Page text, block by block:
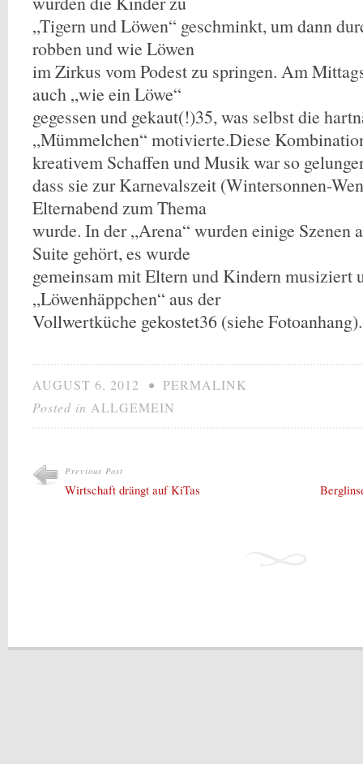
„Tigern und Löwen“ geschminkt, um dann
robben und wie Löwen
im Zirkus vom Podest zu springen. Am
auch „wie ein Löwe“
gegessen und gekaut(!)35, was selbst die
„Mümmelchen“ motivierte.Diese
kreativem Schaffen und Musik war so
dass sie zur Karnevalszeit (Wintersonnen-
Elternabend zum Thema
wurde. In der „Arena“ wurden einige Szenen
Suite gehört, es wurde
gemeinsam mit Eltern und Kindern musiziert
„Löwenhäppchen“ aus der
Vollwertküche gekostet36 (siehe Fotoanhang).
AUGUST 6, 2012 • PERMALINK
Posted in ALLGEMEIN
Previous Post
Wirtschaft drängt auf KiTas